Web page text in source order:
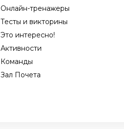
Онлайн-тренажеры
Тесты и викторины
Это интересно!
Активности
Команды
Зал Почета